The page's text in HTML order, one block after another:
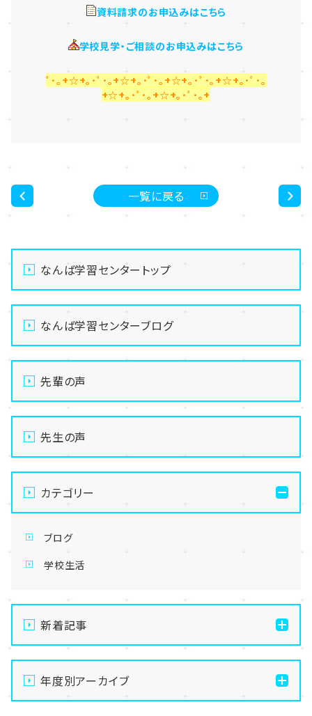
資料請求のお申込みはこちら
学校見学・ご相談のお申込みはこちら
ﾟ･｡+☆+｡･ﾟ･｡+☆+｡･ﾟ･｡+☆+｡･ﾟ･｡+☆+｡･ﾟ･｡
+☆+｡･ﾟ･｡+☆+｡･ﾟ･｡+
一覧に戻る
なんば学習センタートップ
なんば学習センターブログ
先輩の声
先生の声
カテゴリー
ブログ
学校生活
新着記事
【なんば】体験授業で高級感のあるマンゴータルト作り
ました！🥭✨
【なんば】キラリと輝く宝物✨「光るハーバリウム」作り
年度別アーカイブ